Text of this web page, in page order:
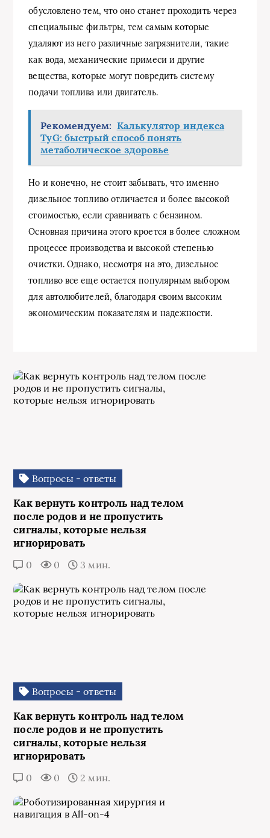
обусловлено тем, что оно станет проходить через
специальные фильтры, тем самым которые
удаляют из него различные загрязнители, такие
как вода, механические примеси и другие
вещества, которые могут повредить систему
подачи топлива или двигатель.
Рекомендуем: Калькулятор индекса
TyG: быстрый способ понять
метаболическое здоровье
Но и конечно, не стоит забывать, что именно
дизельное топливо отличается и более высокой
стоимостью, если сравнивать с бензином.
Основная причина этого кроется в более сложном
процессе производства и высокой степенью
очистки. Однако, несмотря на это, дизельное
топливо все еще остается популярным выбором
для автолюбителей, благодаря своим высоким
экономическим показателям и надежности.
Вопросы - ответы
Как вернуть контроль над телом
после родов и не пропустить
сигналы, которые нельзя
игнорировать
0 0 3 мин.
Вопросы - ответы
Как вернуть контроль над телом
после родов и не пропустить
сигналы, которые нельзя
игнорировать
0 0 2 мин.